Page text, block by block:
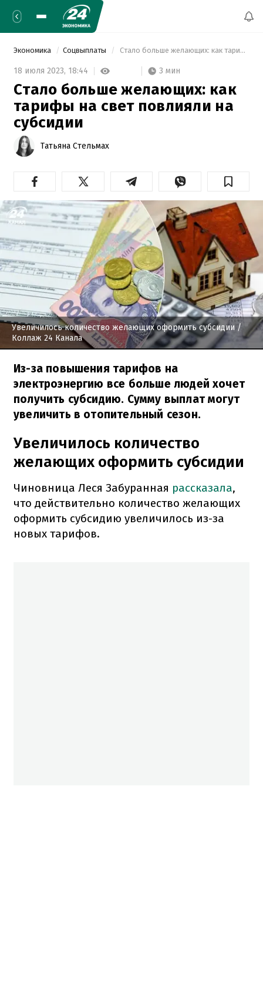
Экономика Соцвыплаты Стало больше желающих: как тарифы на свет повлияли на субсидии
18 июля 2023, 18:44 3 мин
Стало больше желающих: как
тарифы на свет повлияли на
субсидии
Татьяна Стельмах
Увеличилось количество желающих оформить субсидии /
Коллаж 24 Канала
Из-за повышения тарифов на
электроэнергию все больше людей хочет
получить субсидию. Сумму выплат могут
увеличить в отопительный сезон.
Увеличилось количество
желающих оформить субсидии
Чиновница Леся Забуранная рассказала,
что действительно количество желающих
оформить субсидию увеличилось из-за
новых тарифов.